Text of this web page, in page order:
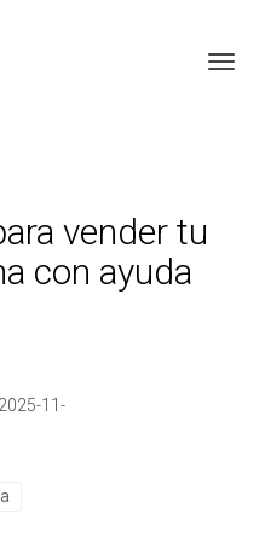
vender tu
con ayuda
11-